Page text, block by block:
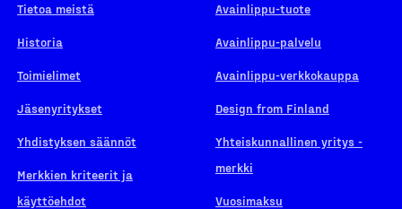
Tietoa meistä
Historia
Toimielimet
Jäsenyritykset
Yhdistyksen säännöt
Merkkien kriteerit ja
käyttöehdot
Avainlippu-tuote
Avainlippu-palvelu
Avainlippu-verkkokauppa
Design from Finland
Yhteiskunnallinen yritys -
merkki
Vuosimaksu